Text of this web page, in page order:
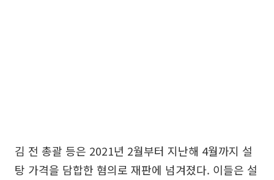
김 전 총괄 등은 2021년 2월부터 지난해 4월까지 설
탕 가격을 담합한 혐의로 재판에 넘겨졌다. 이들은 설